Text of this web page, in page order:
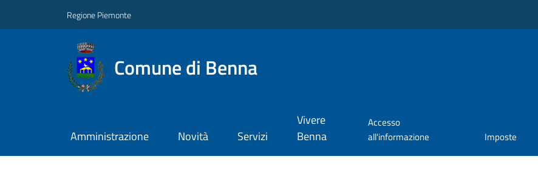
Regione Piemonte
Comune di Benna
Amministrazione Novità Servizi
Vivere
Benna
Accesso
all'informazione
Imposte